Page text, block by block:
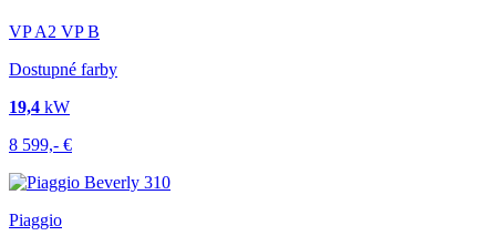
VPA2 VPB
Dostupné farby
19,4 kW
8 599,- €
Piaggio